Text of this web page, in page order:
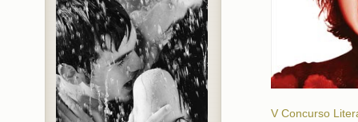
V Concurso